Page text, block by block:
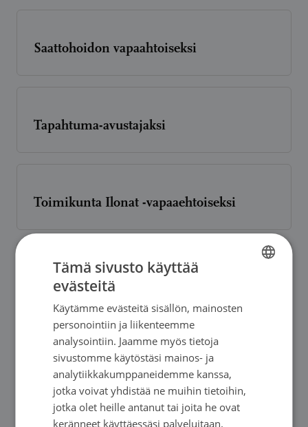
Saattohoidon vapaahtoiseksi
Tapahtuma-avustajaksi
Toimikunta Ilonat -vapaaehtoiseksi
Paikallisosaston vapaaehtoiseksi
Pohjois-Savon Syöpäyhdistyksen
yhteystiedot
FINNISH
Tämä sivusto käyttää
evästeitä
Käytämme evästeitä sisällön, mainosten
personointiin ja liikenteemme
analysointiin. Jaamme myös tietoja
sivustomme käytöstäsi mainos- ja
analytiikkakumppaneidemme kanssa,
jotka voivat yhdistää ne muihin tietoihin,
jotka olet heille antanut tai joita he ovat
keränneet käyttäessäsi palveluitaan.